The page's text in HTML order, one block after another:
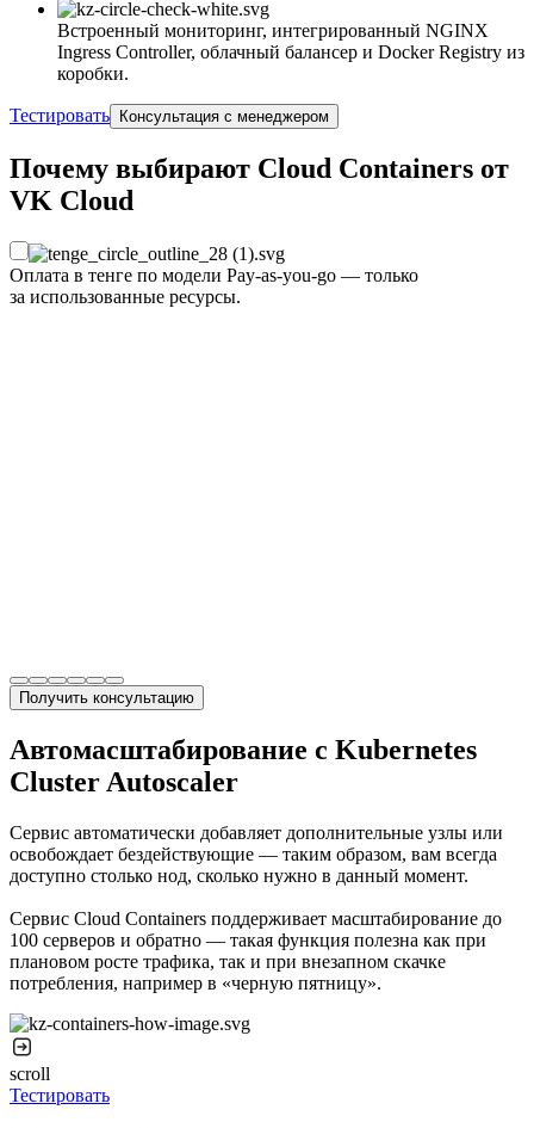
Встроенный мониторинг, интегрированный NGINX
Ingress Controller, облачный балансер и Docker Registry из
коробки.
Тестировать Консультация с менеджером
Почему выбирают Cloud Containers от
VK Cloud
Оплата в тенге по модели Pay-as-you-go — только
за использованные ресурсы.
Получить консультацию
Автомасштабирование с Kubernetes
Cluster Autoscaler
Сервис автоматически добавляет дополнительные узлы или
освобождает бездействующие — таким образом, вам всегда
доступно столько нод, сколько нужно в данный момент.
Сервис Cloud Containers поддерживает масштабирование до
100 серверов и обратно — такая функция полезна как при
плановом росте трафика, так и при внезапном скачке
потребления, например в «черную пятницу».
scroll
Тестировать